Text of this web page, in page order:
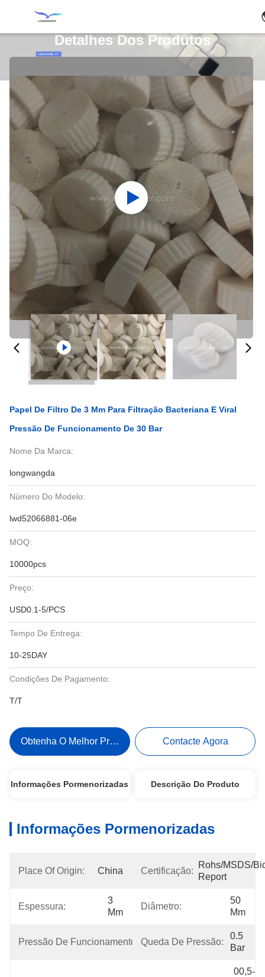
Detalhes Dos Produtos
Papel De Filtro De 3 Mm Para Filtração Bacteriana E Viral
Pressão De Funcionamento De 30 Bar
Nome Da Marca:
longwangda
Número Do Modelo:
lwd52066881-06e
MOQ:
10000pcs
Preço:
USD0.1-5/PCS
Tempo De Entrega:
10-25DAY
Condições De Pagamento:
T/T
Obtenha O Melhor Preço Contacte Agora
Informações Pormenorizadas Descrição Do Produto
Informações Pormenorizadas
Place Of Origin: China Certificação:
Rohs/MSDS/
Report
Espessura:
3
Mm
Diâmetro:
50
Mm
Pressão De Funcionamento Máxima: 30bar
Queda De Pressão:
0.5
Bar
00,5-